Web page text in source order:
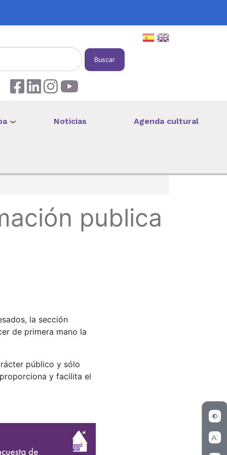
Buscar
Noticias Agenda cultural
publica
la sección
de primera mano la
público y sólo
y facilita el